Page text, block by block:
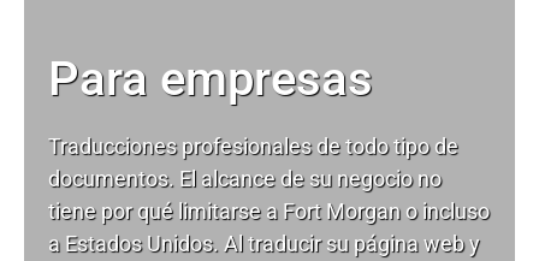
Para empresas
Traducciones profesionales de todo tipo de
documentos. El alcance de su negocio no
tiene por qué limitarse a Fort Morgan o incluso
a Estados Unidos. Al traducir su página web y